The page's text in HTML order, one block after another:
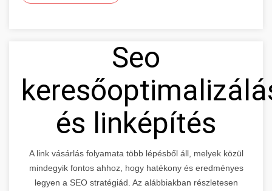
Seo
és linképítés
A link vásárlás folyamata több lépésből áll, melyek közül
mindegyik fontos ahhoz, hogy hatékony és eredményes
legyen a SEO stratégiád. Az alábbiakban részletesen